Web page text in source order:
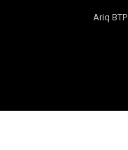
Ariq BTP